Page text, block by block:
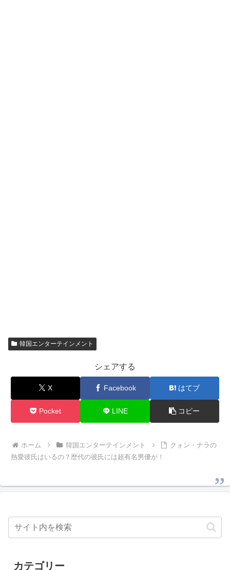
韓国エンターテインメント
シェアする
X Facebook はてブ
Pocket LINE コピー
ホーム 韓国エンターテインメント
クォン・ナラの
熱愛彼氏はいるの？歴代の彼氏には超有名男優が！
カテゴリー